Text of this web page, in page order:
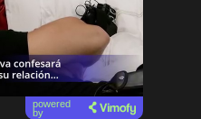
powered
by